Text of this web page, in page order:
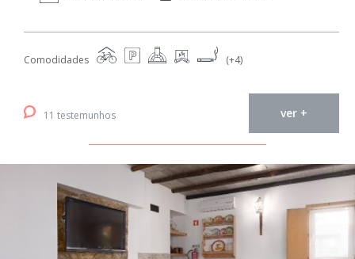
Comodidades (+4)
11 testemunhos ver +